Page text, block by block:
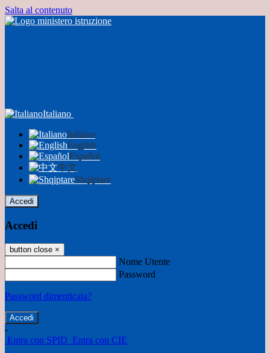
Salta al contenuto
Italiano
Italiano
English
Español
中文
Shqiptare
Accedi
Accedi
button close ×
Nome Utente
Password
Password dimenticata?
-
Entra con SPID Entra con CIE